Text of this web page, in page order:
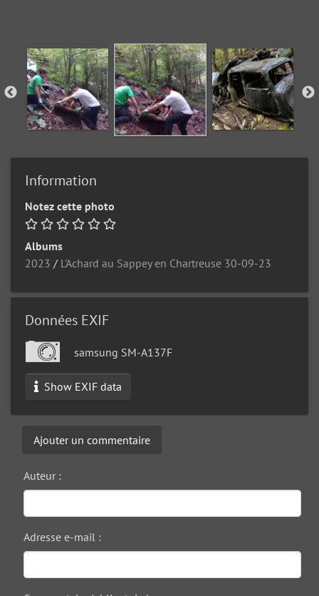
Information
Notez cette photo
Albums
2023 / L'Achard au Sappey en Chartreuse 30-09-23
Données EXIF
samsung SM-A137F
Show EXIF data
Ajouter un commentaire
Auteur :
Adresse e-mail :